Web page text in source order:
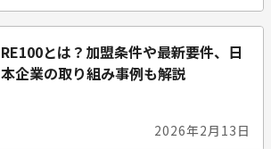
RE100とは？加盟条件や最新要件、日
本企業の取り組み事例も解説
2026年2月13日